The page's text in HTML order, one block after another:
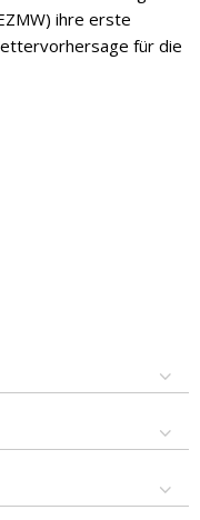
ihre erste
für die